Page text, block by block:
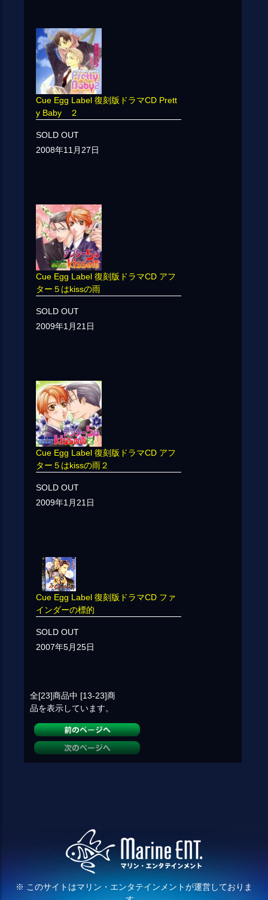
Cue Egg Label 復刻版ドラマCD Prett
y Baby ２
SOLD OUT
2008年11月27日
Cue Egg Label 復刻版ドラマCD アフ
ター５はkissの雨
SOLD OUT
2009年1月21日
Cue Egg Label 復刻版ドラマCD アフ
ター５はkissの雨２
SOLD OUT
2009年1月21日
Cue Egg Label 復刻版ドラマCD ファ
インダーの標的
SOLD OUT
2007年5月25日
全[23]商品中 [13-23]商
品を表示しています。
※ このサイトはマリン・エンタテインメントが運営しておりま